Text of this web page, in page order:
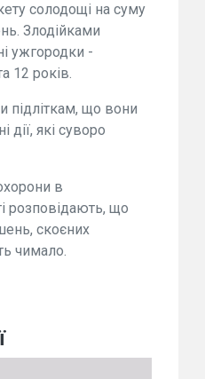
солодощі на суму
Злодійками
ужгородки -
12 років.
підліткам, що вони
дії, які суворо
в
розповідають, що
скоєних
чимало.